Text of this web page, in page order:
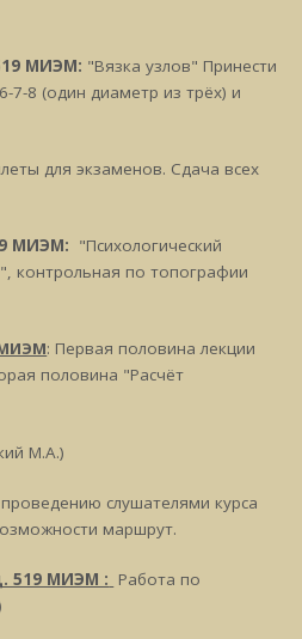
МИЭМ: "Вязка узлов" Принести
7-8 (один диаметр из трёх) и
для экзаменов. Сдача всех
МИЭМ: "Психологический
контрольная по топографии
МИЭМ: Первая половина лекции
половина "Расчёт
М.А.)
слушателями курса
маршрут.
519 МИЭМ : Работа по